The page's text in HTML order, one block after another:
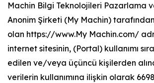
Machin Bilgi Teknolojileri Pazarlama
Anonim Şirketi (My Machin)
olan https://www.My Machin.com/
internet sitesinin, (Portal) kullanımı
edilen ve/veya üçüncü kişilerden
verilerin kullanımına ilişkin olarak 6698